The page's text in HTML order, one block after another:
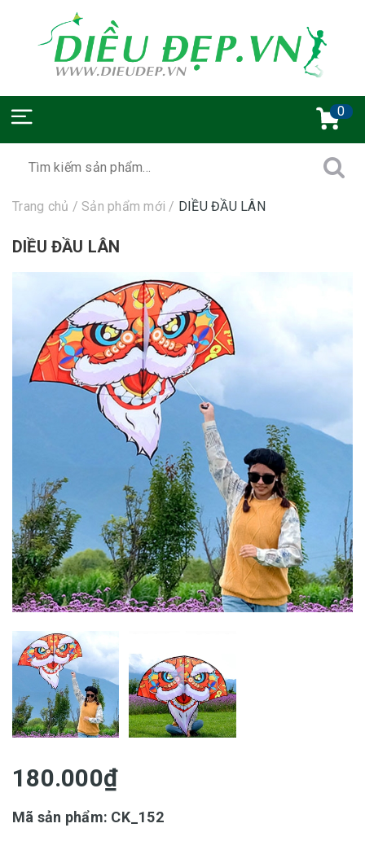
0
Trang chủ / Sản phẩm mới / DIỀU ĐẦU LÂN
DIỀU ĐẦU LÂN
180.000₫
Mã sản phẩm: CK_152